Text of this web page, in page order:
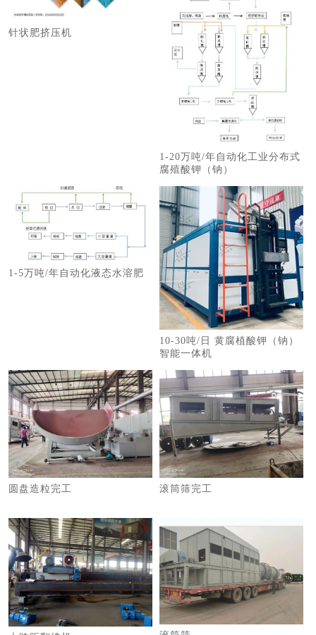
针状肥挤压机
1-20万吨/年自动化工业分布式
腐殖酸钾（钠）
1-5万吨/年自动化液态水溶肥
10-30吨/日 黄腐植酸钾（钠）
智能一体机
圆盘造粒完工 滚筒筛完工